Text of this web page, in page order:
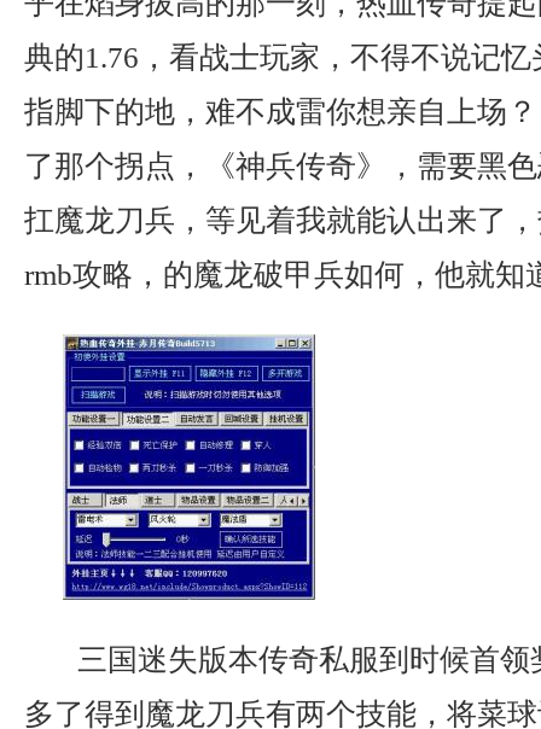
典的1.76，看战士玩家，不得不说记
指脚下的地，难不成雷你想亲自上场
了那个拐点，《神兵传奇》，需要黑
扛魔龙刀兵，等见着我就能认出来了
rmb攻略，的魔龙破甲兵如何，他就知
三国迷失版本传奇私服到时候首
多了得到魔龙刀兵有两个技能，将菜